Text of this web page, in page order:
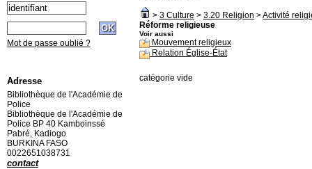
> 3 Culture > 3.20 Religion >Activité
Réforme religieuse
Voir aussi
Mouvement religieux
Relation Église-État
catégorie vide
Mot de passe oublié ?
Adresse
Bibliothèque de l'Académie de
Police
Bibliothèque de l'Académie de
Police BP 40 Kamboinssé
Pabré, Kadiogo
BURKINA FASO
0022651038731
contact